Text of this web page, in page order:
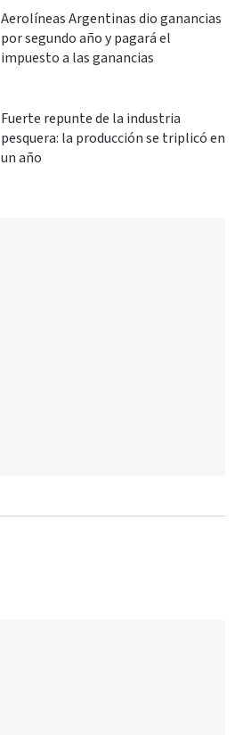
Aerolíneas Argentinas dio ganancias
por segundo año y pagará el
impuesto a las ganancias
Fuerte repunte de la industria
pesquera: la producción se triplicó en
un año